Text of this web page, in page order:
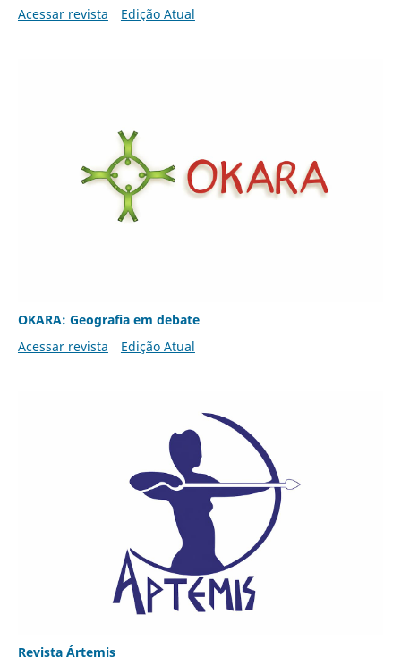
Acessar revista
Edição Atual
OKARA: Geografia em debate
Acessar revista
Edição Atual
Revista Ártemis